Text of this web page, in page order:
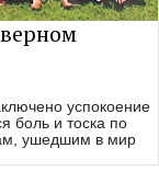
успокоение
боль и тоска по
ушедшим в мир